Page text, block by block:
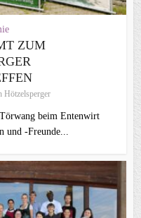
ZUM
Hötzelsperger
beim Entenwirt
und -Freunde...